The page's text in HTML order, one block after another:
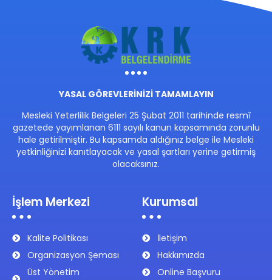
YASAL GÖREVLERİNİZİ TAMAMLAYIN
Mesleki Yeterlilik Belgeleri 25 Şubat 2011 tarihinde resmî
gazetede yayımlanan 6111 sayılı kanun kapsamında zorunlu
hale getirilmiştir. Bu kapsamda aldığınız belge ile Mesleki
yetkinliğinizi kanıtlayacak ve yasal şartları yerine getirmiş
olacaksınız.
İşlem Merkezi
Kalite Politikası
Organizasyon Şeması
Üst Yönetim
Kurumsal
İletişim
Hakkımızda
Online Başvuru